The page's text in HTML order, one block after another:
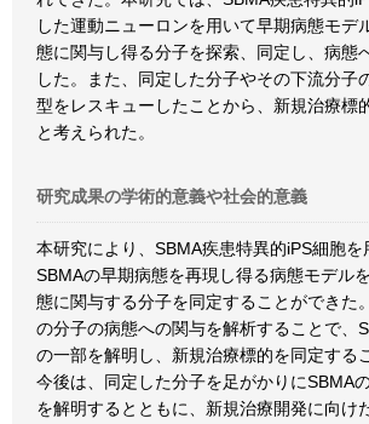
した運動ニューロンを用いて早期病態モデ
態に関与し得る分子を探索、同定し、病態
した。また、同定した分子やその下流分子
型をレスキューしたことから、新規治療標
と考えられた。
研究成果の学術的意義や社会的意義
本研究により、SBMA疾患特異的iPS細胞を
SBMAの早期病態を再現し得る病態モデル
態に関与する分子を同定することができた
の分子の病態への関与を解析することで、
の一部を解明し、新規治療標的を同定する
今後は、同定した分子を足がかりにSBMA
を解明するとともに、新規治療開発に向け